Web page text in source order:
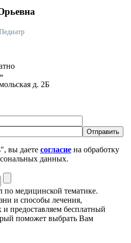
Педиатр
д. 2Б
вы даете согласиена обработку
данных.
медицинской тематике.
и способы лечения,
и предоставляем бесплатный
поможет выбрать Вам